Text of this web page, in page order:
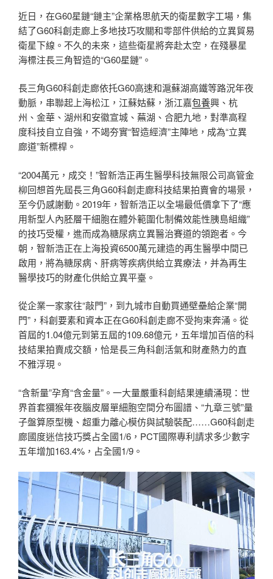
近日，在G60星鏈“鏈主”企業格思航天的衛星數字工場，集
結了G60科創走廊上多地技巧攻關和零部件供給的立異貿易
衛星下線。不久的未來，這些衛星將奔赴太空，在殘暴星
海標注長三角智造的“G60星鏈”。
長三角G60科創走廊依托G60高速和滬蘇湖高鐵等路況年夜
動脈，串聯起上海松江，江蘇姑蘇，浙江嘉包養興、杭
州、金華、湖州和安徽宣城、蕪湖、合肥九地，對準高程
度科技自立自強，不竭夯實“智造經濟”主陣地，成為“立異
廊道”新標桿。
“2004萬元，成交！”智新浩正再生醫學科技無限公司高管金
柳回想首先屆長三角G60科創走廊科技結果拍賣會的場景，
至今仍感謝動。2019年，智新浩正以全場最低價拿下了“應
用新型人內胚層干細胞在體外範圍化制備效能性胰島組織”
的技巧受權，進而成為糖尿病立異醫治賽道的領跑者。今
朝，智新浩正在上海投資6500萬元建造的再生醫學中間已
啟用，將為糖尿病、肝病等疾病供給立異療法，并為再生
醫學技巧的財產化供給立異平臺。
從企業一家家往“敲門”，到九城市自動買通壁壘給企業“開
門”，科創要素和資本正在G60科創走廊不受拘束奔涌。從
首屆的1.04億元到第五屆的109.68億元，五年增加百倍的科
技結果拍賣成交額，恰是長三角科創活氣和財產熱力的直
不雅浮現。
“含新量”孕育“含金量”。一大量嚴重科創結果連續涌現：世
界首套獼猴年夜腦皮層單細胞空間分布圖譜、“九章三號”量
子盤算原型機、超重力離心模仿與試驗裝配……G60科創走
廊國度迷信技巧獎占全國1/6，PCT國際專利請求多少數字
五年增加163.4%，占全國1/9。